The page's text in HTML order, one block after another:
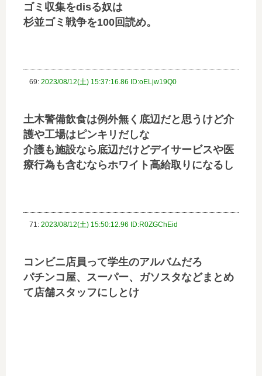
ゴミ収集をdisる奴は
杉並ゴミ戦争を100回読め。
69: 2023/08/12(土) 15:37:16.86 ID:oELjw19Q0
土木警備飲食は例外無く底辺だと思うけど介
護や工場はピンキリだしな
介護も施設なら底辺だけどデイサービスや医
療行為も含むならホワイト高給取りになるし
71: 2023/08/12(土) 15:50:12.96 ID:R0ZGChEid
コンビニ店員って学生のアルバムだろ
パチンコ屋、スーパー、ガソスタなどまとめ
て店舗スタッフにしとけ